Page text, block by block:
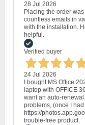
28 Jul 2026
Placing the order
countless emails in
with the installation.
helpful.
Verified buyer
24 Jul 2026
I bought MS Office
laptop with OFFICE
want an auto-
problems, (once I
https://
trouble-free product.